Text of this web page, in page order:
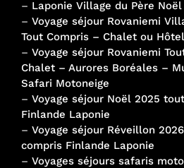
– Laponie Village du Père Noël
– Voyage séjour Rovaniemi
Tout Compris – Chalet ou
– Voyage séjour Rovaniemi
Chalet – Aurores Boréales –
Safari Motoneige
– Voyage séjour Noël 2025
Finlande Laponie
– Voyage séjour Réveillon
compris Finlande Laponie
– Voyages séjours safaris